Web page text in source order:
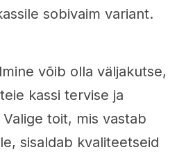
sobivaim variant.
võib olla väljakutse,
kassi tervise ja
toit, mis vastab
sisaldab kvaliteetseid